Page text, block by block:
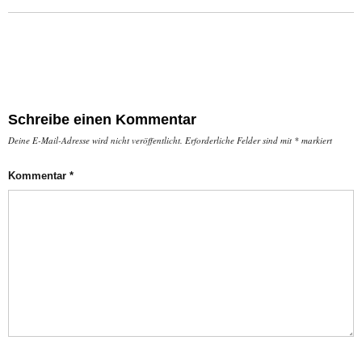
Schreibe einen Kommentar
Deine E-Mail-Adresse wird nicht veröffentlicht. Erforderliche Felder sind mit * markiert
Kommentar *